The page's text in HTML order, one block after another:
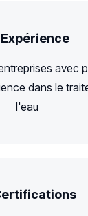
avec
dans le
l'eau